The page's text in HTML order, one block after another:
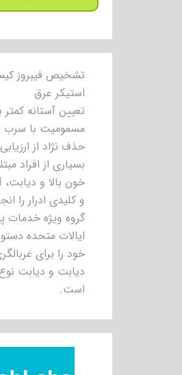
تشخیص فیبروز
استیکر عرق
تعیین آستانه کمتر
مسمومیت با سرب
حذف نژاد از
بسیاری از افراد
خون بالا و
و کلیدی ادرار را
گروه ویژه خدمات
ایالات متحده
خود را برای
است.